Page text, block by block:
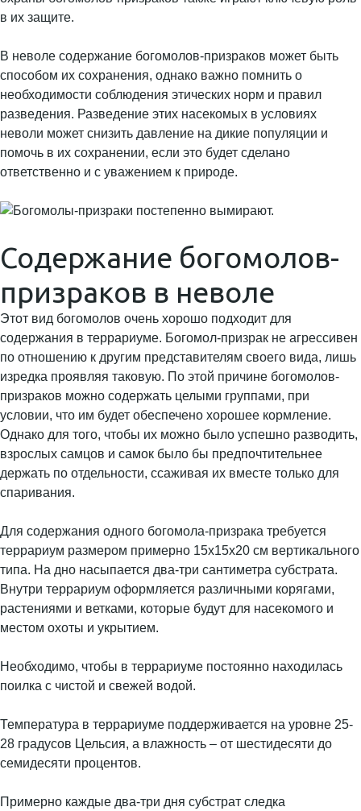
в их защите.
В неволе содержание богомолов-призраков может быть
способом их сохранения, однако важно помнить о
необходимости соблюдения этических норм и правил
разведения. Разведение этих насекомых в условиях
неволи может снизить давление на дикие популяции и
помочь в их сохранении, если это будет сделано
ответственно и с уважением к природе.
Содержание богомолов-
призраков в неволе
Этот вид богомолов очень хорошо подходит для
содержания в террариуме. Богомол-призрак не агрессивен
по отношению к другим представителям своего вида, лишь
изредка проявляя таковую. По этой причине богомолов-
призраков можно содержать целыми группами, при
условии, что им будет обеспечено хорошее кормление.
Однако для того, чтобы их можно было успешно разводить,
взрослых самцов и самок было бы предпочтительнее
держать по отдельности, ссаживая их вместе только для
спаривания.
Для содержания одного богомола-призрака требуется
террариум размером примерно 15х15х20 см вертикального
типа. На дно насыпается два-три сантиметра субстрата.
Внутри террариум оформляется различными корягами,
растениями и ветками, которые будут для насекомого и
местом охоты и укрытием.
Необходимо, чтобы в террариуме постоянно находилась
поилка с чистой и свежей водой.
Температура в террариуме поддерживается на уровне 25-
28 градусов Цельсия, а влажность – от шестидесяти до
семидесяти процентов.
Примерно каждые два-три дня субстрат следка